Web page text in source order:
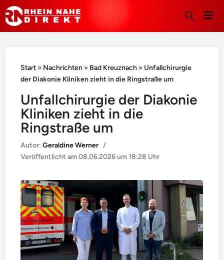
Suche
Start » Nachrichten » Bad Kreuznach » Unfallchirurgie
der Diakonie Kliniken zieht in die Ringstraße um
Unfallchirurgie der Diakonie
Kliniken zieht in die
Ringstraße um
Autor:Geraldine Werner /
Veröffentlicht am08.06.2026 um 18:28 Uhr